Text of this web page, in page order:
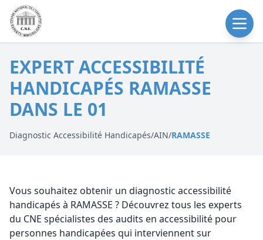
EXPERT ACCESSIBILITÉ
HANDICAPÉS RAMASSE
DANS LE 01
Diagnostic Accessibilité Handicapés/AIN/RAMASSE
Vous souhaitez obtenir un diagnostic accessibilité
handicapés à RAMASSE ? Découvrez tous les experts
du CNE spécialistes des audits en accessibilité pour
personnes handicapées qui interviennent sur